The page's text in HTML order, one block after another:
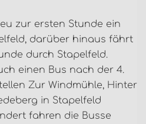
zur ersten Stunde ein
darüber hinaus fährt
durch Stapelfeld.
einen Bus nach der 4.
Zur Windmühle, Hinter
in Stapelfeld
fahren die Busse